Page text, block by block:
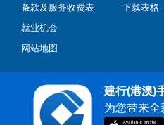
条款及服务收费表
就业机会
网站地图
下载表格
建行(港澳)
为您带来全